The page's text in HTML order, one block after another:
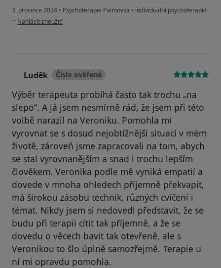
3. prosince 2024 • Psychoterapie Palmovka • individuální psychoterapie
• podle názoru uživatele Michal
Nahlásit zneužití
Luděk Číslo ověřené
Výběr terapeuta probíhá často tak trochu „na
slepo“. A já jsem nesmírně rád, že jsem při této
volbě narazil na Veroniku. Pomohla mi
vyrovnat se s dosud nejobtížnější situací v mém
životě, zároveň jsme zapracovali na tom, abych
se stal vyrovnanějším a snad i trochu lepším
člověkem. Veronika podle mě vyniká empatií a
dovede v mnoha ohledech příjemně překvapit,
má širokou zásobu technik, různých cvičení i
témat. Nikdy jsem si nedovedl představit, že se
budu při terapii cítit tak příjemně, a že se
dovedu o věcech bavit tak otevřeně, ale s
Veronikou to šlo úplně samozřejmě. Terapie u
ní mi opravdu pomohla.